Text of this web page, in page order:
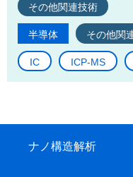
その他関連技術
半導体 その他関
IC ICP-MS
ナノ構造解析